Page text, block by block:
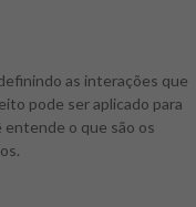
as interações que
pode ser aplicado para
entende o que são os
Microclimas